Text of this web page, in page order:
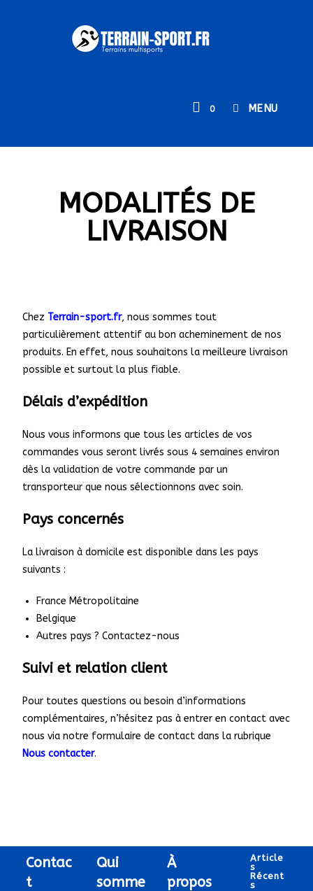
0 MENU
MODALITÉS DE
LIVRAISON
Chez Terrain-sport.fr, nous sommes tout
particulièrement attentif au bon acheminement de nos
produits. En effet, nous souhaitons la meilleure livraison
possible et surtout la plus fiable.
Délais d’expédition
Nous vous informons que tous les articles de vos
commandes vous seront livrés sous 4 semaines environ
dès la validation de votre commande par un
transporteur que nous sélectionnons avec soin.
Pays concernés
La livraison à domicile est disponible dans les pays
suivants :
France Métropolitaine
Belgique
Autres pays ? Contactez-nous
Suivi et relation client
Pour toutes questions ou besoin d’informations
complémentaires, n’hésitez pas à entrer en contact avec
nous via notre formulaire de contact dans la rubrique
Nous contacter.
Contac
t
Qui
somme
À
propos
Article
S
Récent
S